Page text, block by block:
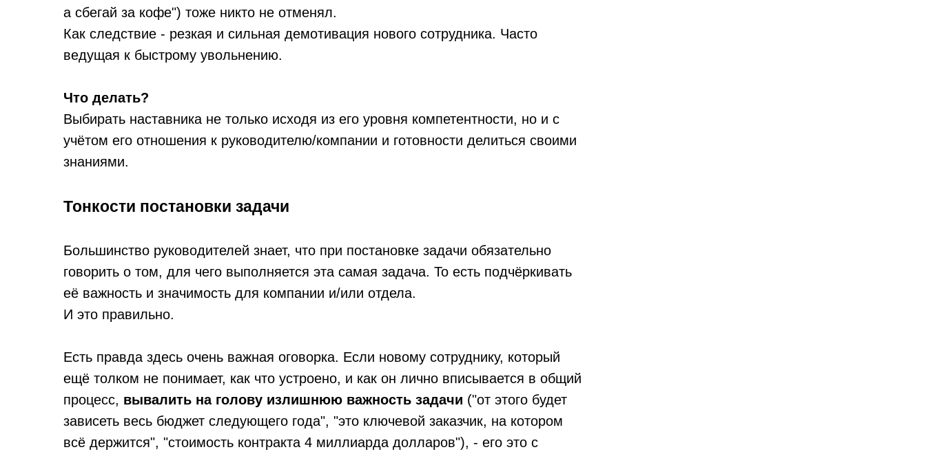
а сбегай за кофе") тоже никто не отменял.
Как следствие - резкая и сильная демотивация нового сотрудника. Часто
ведущая к быстрому увольнению.
Что делать?
Выбирать наставника не только исходя из его уровня компетентности, но и с
учётом его отношения к руководителю/компании и готовности делиться своими
знаниями.
Тонкости постановки задачи
Большинство руководителей знает, что при постановке задачи обязательно
говорить о том, для чего выполняется эта самая задача. То есть подчёркивать
её важность и значимость для компании и/или отдела.
И это правильно.
Есть правда здесь очень важная оговорка. Если новому сотруднику, который
ещё толком не понимает, как что устроено, и как он лично вписывается в общий
процесс, вывалить на голову излишнюю важность задачи ("от этого будет
зависеть весь бюджет следующего года", "это ключевой заказчик, на котором
всё держится", "стоимость контракта 4 миллиарда долларов"), - его это с